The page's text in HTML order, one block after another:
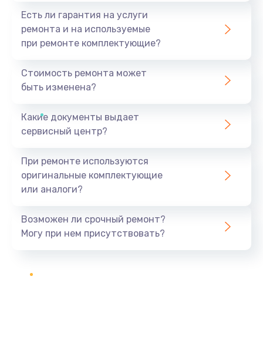
Есть ли гарантия на услуги
ремонта и на используемые
при ремонте комплектующие?
Стоимость ремонта может
быть изменена?
Какие документы выдает
сервисный центр?
При ремонте используются
оригинальные комплектующие
или аналоги?
Возможен ли срочный ремонт?
Могу при нем присутствовать?